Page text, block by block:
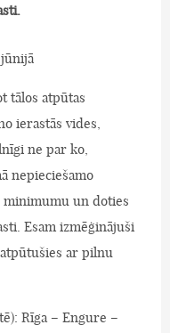
tālos atpūtas
ierastās vides,
ne par ko,
nepieciešamo
minimumu un doties
Esam izmēģinājuši
ar pilnu
Rīga – Engure –